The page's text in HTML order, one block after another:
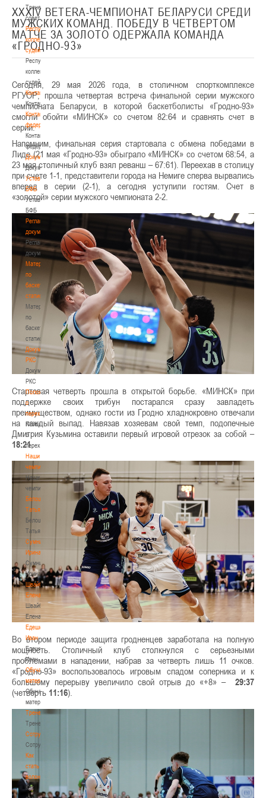
Тренерский
совет
Республиканская
коллегия
судей
Республиканская
коллегия
судей
Контакты
Контакты
Контакты
федерации
Контакты
федерации
Документы
Документы
Устав
БФБ
Устав
БФБ
Регламентирующие
документы
Регламентирующие
документы
Материалы
по
баскетбольной
статистике
Материалы
по
баскетбольной
статистике
Документы
РКС
Документы
РКС
Положение
о
переходах
Положение
о
переходах
Наши
чемпионы
Наши
чемпионы
Белошапко
Татьяна
Белошапко
Татьяна
Сумникова
Ирина
Сумникова
Ирина
Швайбович
Елена
Швайбович
Елена
Едешко
Иван
Едешко
Иван
Обучающие
материалы
Обучающие
материалы
Тренерам
Тренерам
Сотрудничество
Сотрудничество
Как
стать
волонтером
Как
XXXIV BETERA-ЧЕМПИОНАТ БЕЛАРУСИ СРЕДИ
МУЖСКИХ КОМАНД. ПОБЕДУ В ЧЕТВЕРТОМ
МАТЧЕ ЗА ЗОЛОТО ОДЕРЖАЛА КОМАНДА
«ГРОДНО-93»
Сегодня, 29 мая 2026 года, в столичном спорткомплексе
РГУОР, прошла четвертая встреча финальной серии мужского
чемпионата Беларуси, в которой баскетболисты «Гродно-93»
смогли обойти «МИНСК» со счетом 82:64 и сравнять счет в
серии.
Напомним, финальная серия стартовала с обмена победами в
Лиде (21 мая «Гродно-93» обыграло «МИНСК» со счетом 68:54, а
23 мая столичный клуб взял реванш – 67:61). Переехав в столицу
при счете 1-1, представители города на Немиге сперва вырвались
вперед в серии (2-1), а сегодня уступили гостям. Счет в
«золотой» серии мужского чемпионата 2-2.
Стартовая четверть прошла в открытой борьбе. «МИНСК» при
поддержке своих трибун постарался сразу завладеть
преимуществом, однако гости из Гродно хладнокровно отвечали
на каждый выпад. Навязав хозяевам свой темп, подопечные
Дмитрия Кузьмина оставили первый игровой отрезок за собой –
18:21.
Во втором периоде защита гродненцев заработала на полную
мощность. Столичный клуб столкнулся с серьезными
проблемами в нападении, набрав за четверть лишь 11 очков.
«Гродно-93» воспользовалось игровым спадом соперника и к
большому перерыву увеличило свой отрыв до «+8» – 29:37
(четверть 11:16).